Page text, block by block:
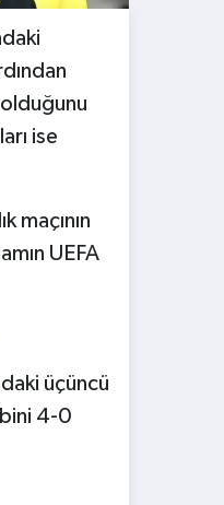
ise
maçının
UEFA
üçüncü
4-0